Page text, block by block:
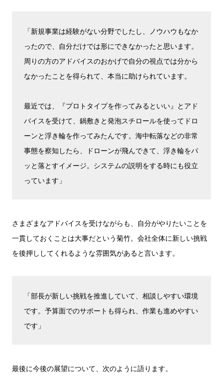
「新規事業は経験がない分野でしたし、ノウハウもなか
ったので、自分だけでは形にできなかったと思います。
周りの方のアドバイスのおかげで自分の視点では分から
なかったことを得られて、本当に助けられています。
最近では、『プロトタイプを作ってみるといい』とアド
バイスを受けて、鍋敷きと発泡スチロールを使ってドロ
ーンと浮き輪を作ってみたんです。海中転落などの非常
事態を察知したら、ドローンが飛んできて、浮き輪をパ
ッと落とすイメージ。システムの説明をする時にも役立
っています」
さまざまなアドバイスを受けながらも、自分がやりたいことを
一貫しておくことは大事だという菊竹。会社全体に新しい挑戦
を後押ししてくれるような雰囲気があると言います。
「部長が新しい挑戦を推進していて、相談しやすい環境
です。予算面でのサポートも得られ、作業も進めやすい
です」
最後に今後の展望について、次のように語ります。